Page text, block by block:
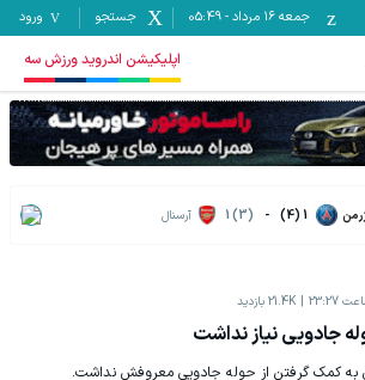
جمعه ۱۶ مرداد -
05:49 جستجو ورود
اپلیکیشن اندروید ورزش سه
1 (4)
-
1 (3) آرسنال
21.4K بازدید
جادویی نیاز نداشت
به کمک گرفتن از حوله جادویی معروفش نداشت.